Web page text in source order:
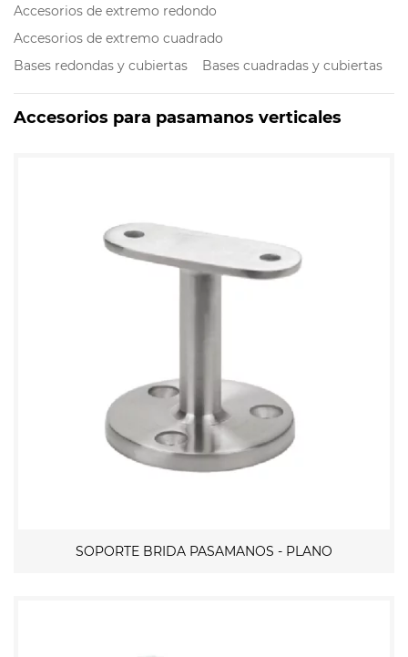
Accesorios de extremo redondo
Accesorios de extremo cuadrado
Bases redondas y cubiertas
Bases cuadradas y cubiertas
Accesorios para pasamanos verticales
SOPORTE BRIDA PASAMANOS - PLANO